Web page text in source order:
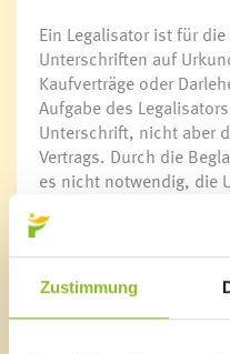
Zustimmung
Ein Legalisator ist für
Unterschriften auf
Kaufverträge oder
Aufgabe des
Unterschrift, nicht aber
Vertrags. Durch die
es nicht notwendig, die
Der Dienst des
genommen werden,
Liegenschaft im Gebiet
befindet oder eine der